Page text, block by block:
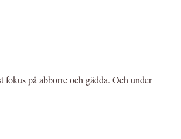
fokus på abborre och gädda. Och under